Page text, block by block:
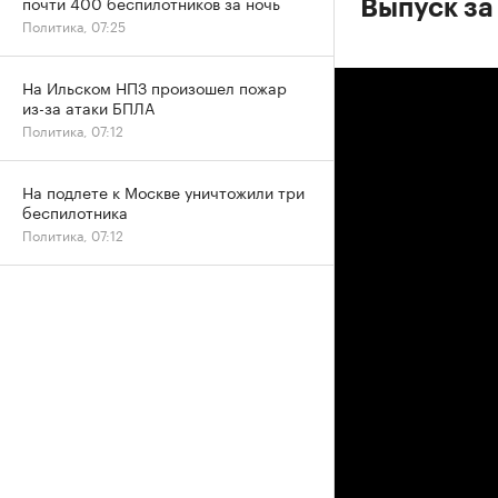
Выпуск
Политика, 07:25
На Ильском НПЗ произошел пожар
из-за атаки БПЛА
Политика, 07:12
На подлете к Москве уничтожили три
беспилотника
Политика, 07:12